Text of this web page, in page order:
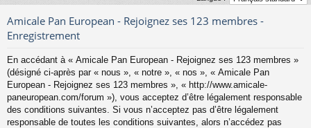
s
Amicale Pan European - Rejoignez ses 123 membres -
Enregistrement
En accédant à « Amicale Pan European - Rejoignez ses 123 membres »
(désigné ci-après par « nous », « notre », « nos », « Amicale Pan
European - Rejoignez ses 123 membres », « http://www.amicale-
paneuropean.com/forum »), vous acceptez d’être légalement responsable
des conditions suivantes. Si vous n’acceptez pas d’être légalement
responsable de toutes les conditions suivantes, alors n’accédez pas